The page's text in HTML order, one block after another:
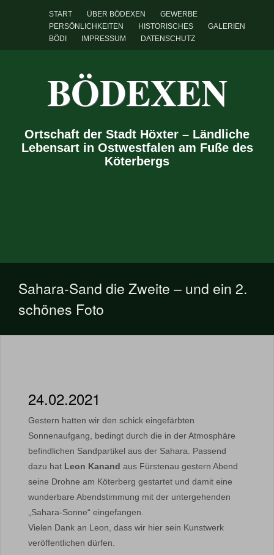
START ÜBER BÖDEXEN
GEWERBE
PERSÖNLICHKEITEN
HISTORISCHES
GALERIEN
BÖDI
IMPRESSUM DATENSCHUTZ
BÖDEXEN
Ortschaft der Stadt Höxter – Ländliche
Lebensart in Ostwestfalen am Fuße des
Köterbergs
Sahara-Sand die Zweite – und ein 2.
schönes Foto
24.02.2021
Gestern hatten wir den schick eingefärbten
Sonnenaufgang, bedingt durch die in der Atmosphäre
befindlichen Sandpartikel aus der Sahara. Passend
dazu hat Leon Kanand aus Fürstenau gestern Abend
seine Drohne am Köterberg gestartet und damit eine
wunderbare Abendstimmung mit der untergehenden
„Sahara-Sonne“ eingefangen.
Vielen Dank an Leon, dass wir hier sein Kunstwerk
veröffentlichen dürfen.